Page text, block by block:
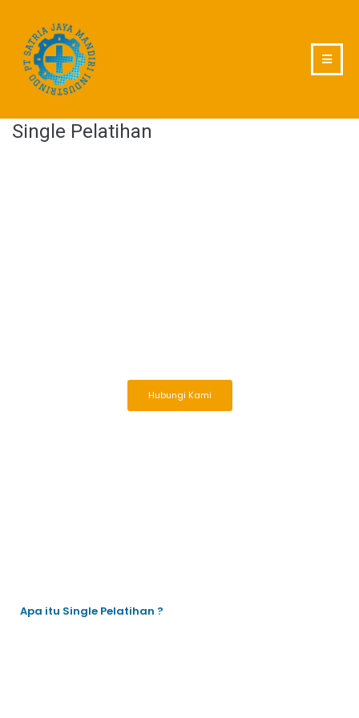
Single Pelatihan
Hubungi Kami
Apa itu Single Pelatihan ?